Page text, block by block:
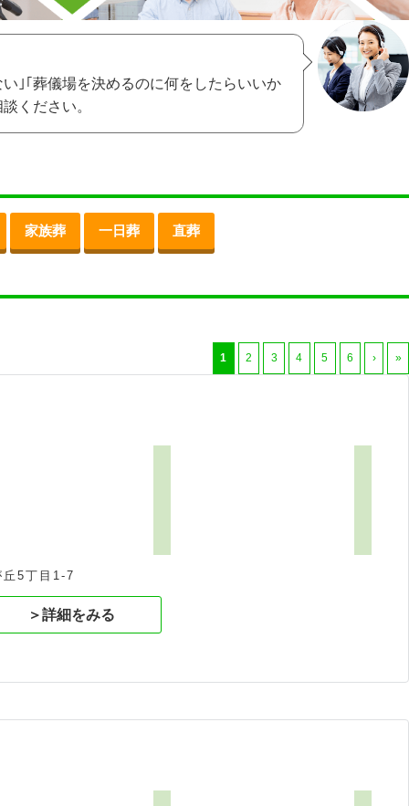
｣｢葬儀場を決めるのに何をしたらいいか
ください。
家族葬 一日葬 直葬
1 2 3 4 5 6 › »
丘5丁目1-7
＞詳細をみる